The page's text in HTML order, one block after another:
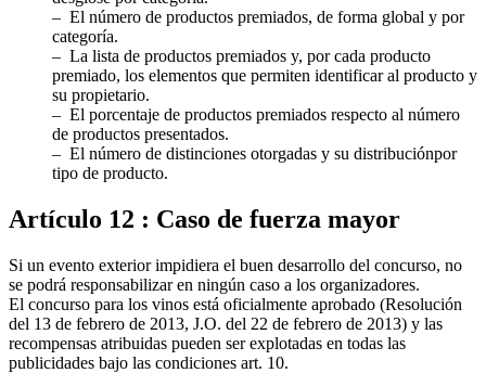
– El número de productos premiados, de forma global y por
categoría.
– La lista de productos premiados y, por cada producto
premiado, los elementos que permiten identificar al producto y
su propietario.
– El porcentaje de productos premiados respecto al número
de productos presentados.
– El número de distinciones otorgadas y su distribuciónpor
tipo de producto.
Artículo 12 : Caso de fuerza mayor
Si un evento exterior impidiera el buen desarrollo del concurso, no
se podrá responsabilizar en ningún caso a los organizadores.
El concurso para los vinos está oficialmente aprobado (Resolución
del 13 de febrero de 2013, J.O. del 22 de febrero de 2013) y las
recompensas atribuidas pueden ser explotadas en todas las
publicidades bajo las condiciones art. 10.